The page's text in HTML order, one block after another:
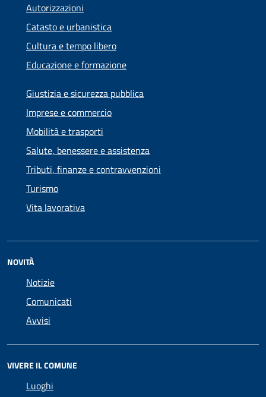
Autorizzazioni
Catasto e urbanistica
Cultura e tempo libero
Educazione e formazione
Giustizia e sicurezza pubblica
Imprese e commercio
Mobilità e trasporti
Salute, benessere e assistenza
Tributi, finanze e contravvenzioni
Turismo
Vita lavorativa
NOVITÀ
Notizie
Comunicati
Avvisi
VIVERE IL COMUNE
Luoghi